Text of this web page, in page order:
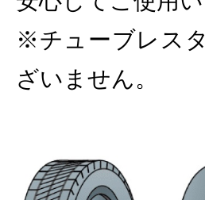
※チューブレス
ざいません。